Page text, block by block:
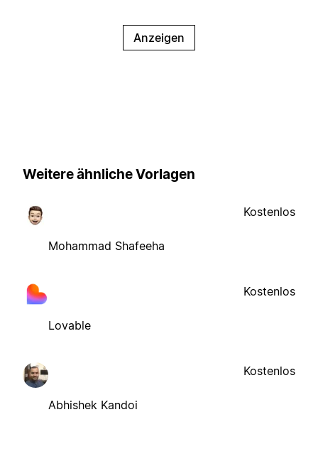
Anzeigen
Weitere ähnliche Vorlagen
Mohammad Shafeeha
Kostenlos
Lovable
Kostenlos
Abhishek Kandoi
Kostenlos